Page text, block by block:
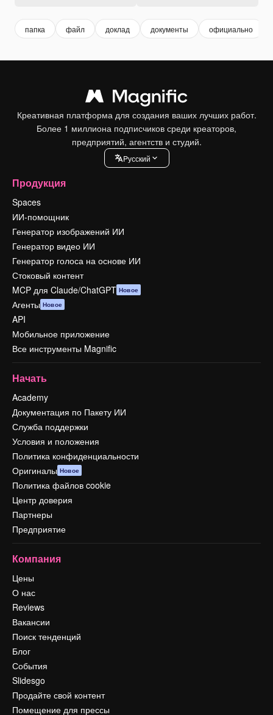
папка файл доклад документы официально
Креативная платформа для создания ваших лучших работ.
Более 1 миллиона подписчиков среди креаторов,
предприятий, агентств и студий.
Pусский
Продукция
Spaces
ИИ-помощник
Генератор изображений ИИ
Генератор видео ИИ
Генератор голоса на основе ИИ
Стоковый контент
MCP для Claude/ChatGPT Новое
Агенты Новое
API
Мобильное приложение
Все инструменты Magnific
Начать
Academy
Документация по Пакету ИИ
Служба поддержки
Условия и положения
Политика конфиденциальности
Оригиналы Новое
Политика файлов cookie
Центр доверия
Партнеры
Предприятие
Компания
Цены
О нас
Reviews
Вакансии
Поиск тенденций
Блог
События
Slidesgo
Продайте свой контент
Помещение для прессы